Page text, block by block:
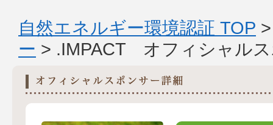
自然エネルギー環境認証 TOP
ー > .IMPACT オフィシャル